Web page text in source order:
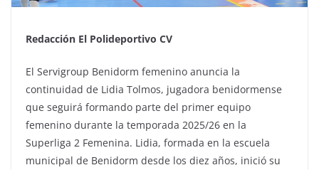
Redacción El Polideportivo CV
El Servigroup Benidorm femenino anuncia la
continuidad de Lidia Tolmos, jugadora benidormense
que seguirá formando parte del primer equipo
femenino durante la temporada 2025/26 en la
Superliga 2 Femenina. Lidia, formada en la escuela
municipal de Benidorm desde los diez años, inició su